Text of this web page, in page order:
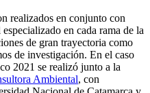
realizados en conjunto con
en cada rama de la
de gran trayectoria como
de investigación. En el caso
2021 se realizó junto a la
Ambiental, con